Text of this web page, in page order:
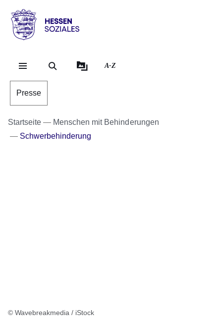
Hessen
Sozial
A-Z
Presse
Startseite
Menschen mit Behinderungen
Schwerbehinderung
© Wavebreakmedia / iStock